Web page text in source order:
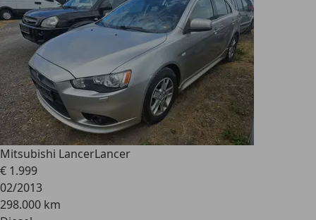
Mitsubishi LancerLancer
€ 1.999
02/2013
298.000 km